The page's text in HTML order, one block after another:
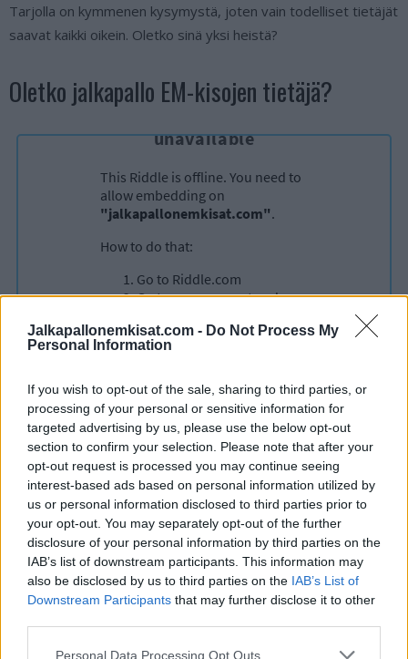
Jalkapallonemkisat.com - Do Not Process My
Personal Information
If you wish to opt-out of the sale, sharing to third parties, or
processing of your personal or sensitive information for
targeted advertising by us, please use the below opt-out
section to confirm your selection. Please note that after your
opt-out request is processed you may continue seeing
interest-based ads based on personal information utilized by
us or personal information disclosed to third parties prior to
your opt-out. You may separately opt-out of the further
disclosure of your personal information by third parties on the
IAB’s list of downstream participants. This information may
also be disclosed by us to third parties on the IAB’s List of
Downstream Participants that may further disclose it to other
Personal Data Processing Opt Outs
Tarjolla on kymmenen kysymystä, joten vain todelliset tietäjät
saavat kaikki oikein. Oletko sinä yksi heistä?
Oletko jalkapallo EM-kisojen tietäjä?
Edellinen artikkeli Seuraava artikkeli